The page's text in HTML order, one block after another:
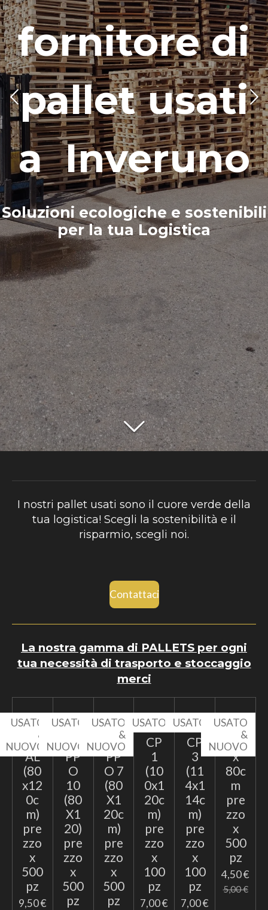
fornitore di
pallet usati
a Inveruno
Soluzioni ecologiche e sostenibili
per la tua Logistica
I nostri pallet usati sono il cuore verde della
tua logistica! Scegli la sostenibilità e il
risparmio, scegli noi.
Contattaci
La nostra gamma di PALLETS per ogni
tua necessità di trasporto e stoccaggio
merci
USATO
&
NUOVO
EP
AL
(80
x12
0c
m)
pre
zzo
x
500
pz
9,50 €
USATO
NUOVO
TA
PP
O
10
(80
X1
20)
pre
zzo
x
500
pz
USATO
&
NUOVO
TA
PP
O 7
(80
X1
20c
m)
pre
zzo
x
500
pz
USATO
CP
1
(10
0x1
20c
m)
pre
zzo
x
100
pz
7,00 €
USATO
CP
3
(11
4x1
14c
m)
pre
zzo
x
100
pz
7,00 €
USATO
&
NUOVO
60
x
80c
m
pre
zzo
x
500
pz
4,50 €
5,00 €